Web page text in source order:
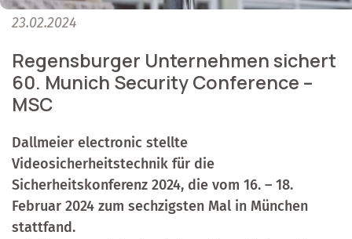
23.02.2024
Regensburger Unternehmen sichert
60. Munich Security Conference –
MSC
Dallmeier electronic stellte
Videosicherheitstechnik für die
Sicherheitskonferenz 2024, die vom 16. – 18.
Februar 2024 zum sechzigsten Mal in München
stattfand.